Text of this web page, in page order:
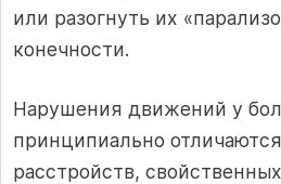
или разогнуть их
конечности.
Нарушения движений у
принципиально
расстройств,